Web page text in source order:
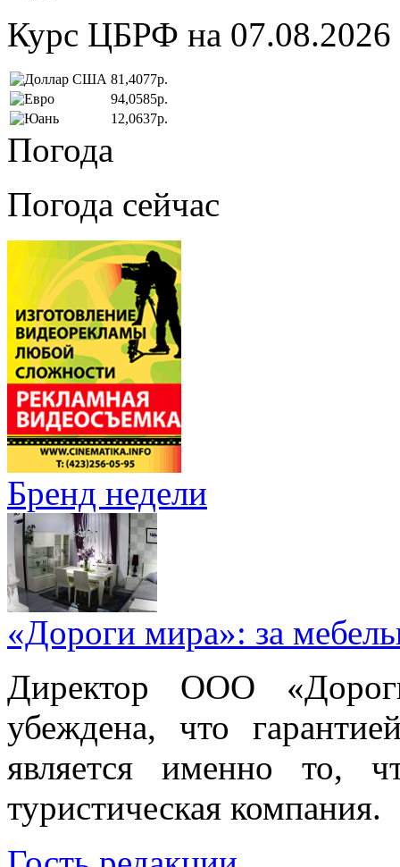
Курс ЦБРФ на 07.08.2026
81,4077р.
94,0585р.
12,0637р.
Погода
Погода сейчас
Бренд недели
«Дороги мира»: за
Директор ООО
убеждена, что
является именно то,
туристическая компания.